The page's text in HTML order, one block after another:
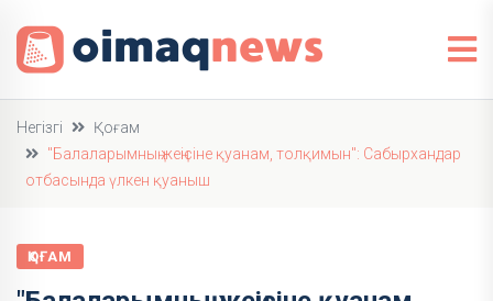
Негізгі
Қоғам
"Балаларымның жеңісіне қуанам, толқимын": Сабырхандар
отбасында үлкен қуаныш
ҚОҒАМ